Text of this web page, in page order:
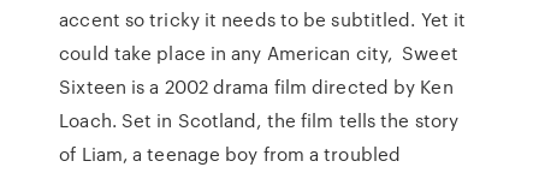
accent so tricky it needs to be subtitled. Yet it
could take place in any American city, Sweet
Sixteen is a 2002 drama film directed by Ken
Loach. Set in Scotland, the film tells the story
of Liam, a teenage boy from a troubled